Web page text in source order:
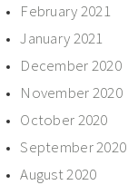
February 2021
January 2021
December 2020
November 2020
October 2020
September 2020
August 2020